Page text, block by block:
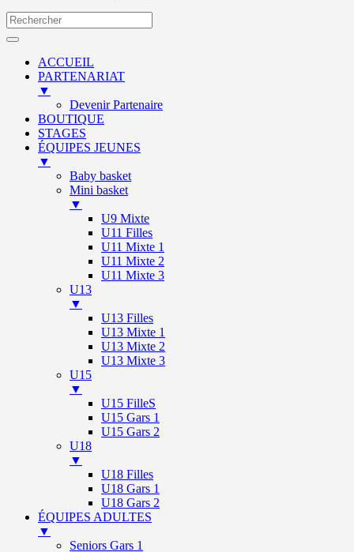
ACCUEIL
PARTENARIAT
▼
Devenir Partenaire
BOUTIQUE
STAGES
ÉQUIPES JEUNES
▼
Baby basket
Mini basket
▼
U9 Mixte
U11 Filles
U11 Mixte 1
U11 Mixte 2
U11 Mixte 3
U13
▼
U13 Filles
U13 Mixte 1
U13 Mixte 2
U13 Mixte 3
U15
▼
U15 FilleS
U15 Gars 1
U15 Gars 2
U18
▼
U18 Filles
U18 Gars 1
U18 Gars 2
ÉQUIPES ADULTES
▼
Seniors Gars 1